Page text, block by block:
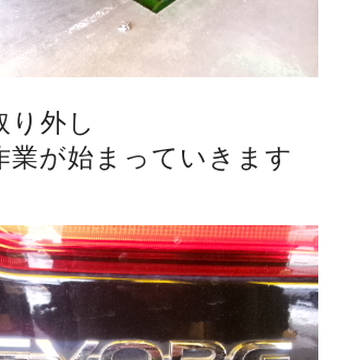
り外し
業が始まっていきます